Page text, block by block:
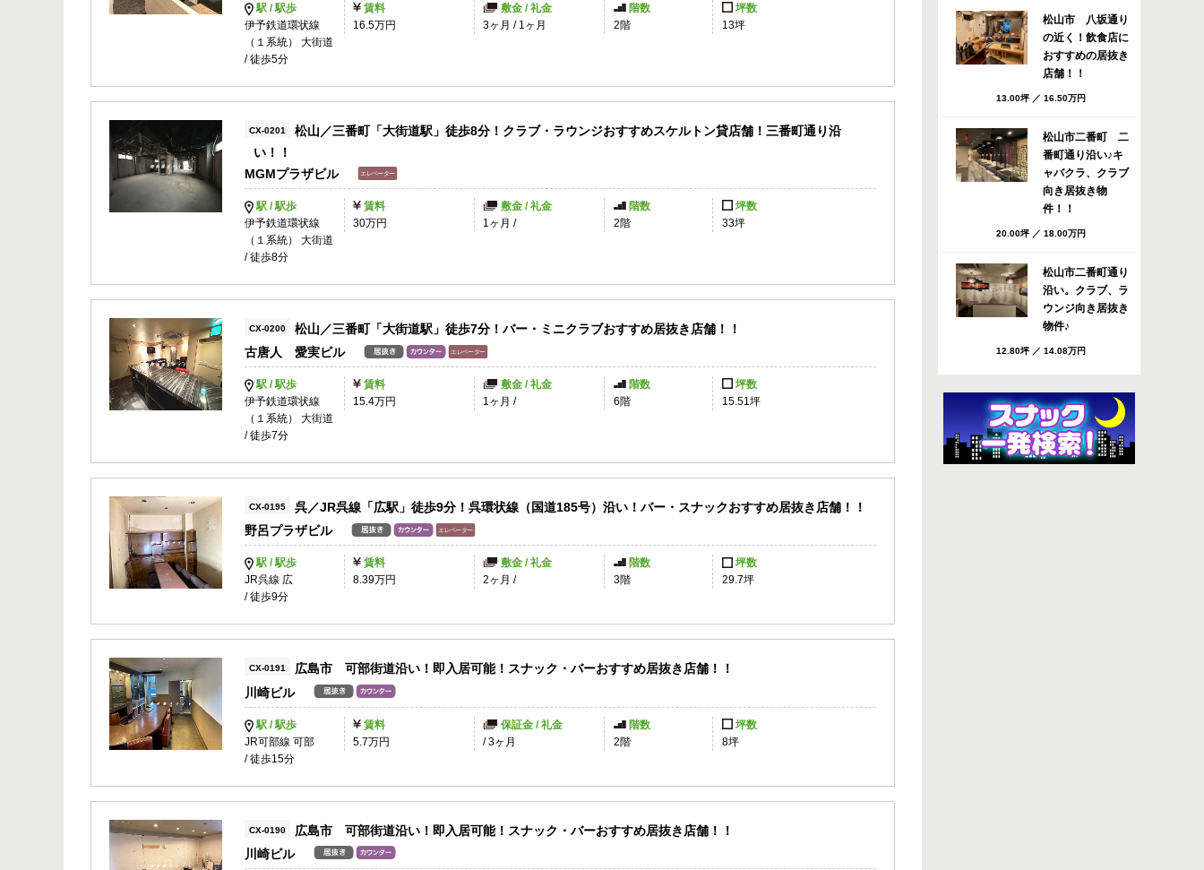
駅 / 駅歩
伊予鉄道環状線
（１系統） 大街道
/ 徒歩5分
賃料
16.5万円
敷金 / 礼金
3ヶ月 / 1ヶ月
階数
2階
坪数
13坪
CX-0201
松山／三番町「大街道駅」徒歩8分！クラブ・ラウンジおすすめスケルトン貸店舗！三番町通り沿
い！！
MGMプラザビル
駅 / 駅歩
伊予鉄道環状線
（１系統） 大街道
/ 徒歩8分
賃料
30万円
敷金 / 礼金
1ヶ月 /
階数
2階
坪数
33坪
CX-0200
松山／三番町「大街道駅」徒歩7分！バー・ミニクラブおすすめ居抜き店舗！！
古唐人 愛実ビル
駅 / 駅歩
伊予鉄道環状線
（１系統） 大街道
/ 徒歩7分
賃料
15.4万円
敷金 / 礼金
1ヶ月 /
階数
6階
坪数
15.51坪
CX-0195
呉／JR呉線「広駅」徒歩9分！呉環状線（国道185号）沿い！バー・スナックおすすめ居抜き店舗！！
野呂プラザビル
駅 / 駅歩
JR呉線 広
/ 徒歩9分
賃料
8.39万円
敷金 / 礼金
2ヶ月 /
階数
3階
坪数
29.7坪
CX-0191
広島市 可部街道沿い！即入居可能！スナック・バーおすすめ居抜き店舗！！
川崎ビル
駅 / 駅歩
JR可部線 可部
/ 徒歩15分
賃料
5.7万円
保証金 / 礼金
/3ヶ月
階数
2階
坪数
8坪
CX-0190
広島市 可部街道沿い！即入居可能！スナック・バーおすすめ居抜き店舗！！
川崎ビル
松山市 八坂通り
の近く！飲食店に
おすすめの居抜き
店舗！！
13.00坪 ／ 16.50万円
松山市二番町 二
番町通り沿い♪キ
ャバクラ、クラブ
向き居抜き物
件！！
20.00坪 ／ 18.00万円
松山市二番町通り
沿い。クラブ、ラ
ウンジ向き居抜き
物件♪
12.80坪 ／ 14.08万円
松山市 八坂通り
すぐのバー・スナ
ック向き居抜き店
舗！共益費・ごみ
処理費サービ